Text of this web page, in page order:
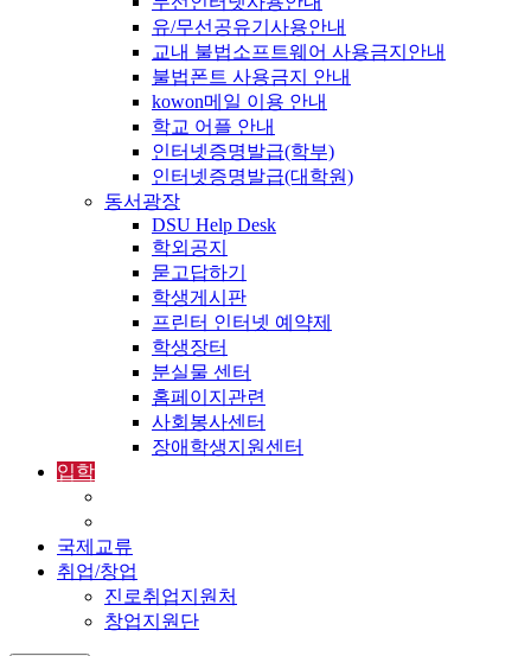
유/무선공유기사용안내
교내 불법소프트웨어 사용금지안내
불법폰트 사용금지 안내
kowon메일 이용 안내
학교 어플 안내
인터넷증명발급(학부)
인터넷증명발급(대학원)
동서광장
DSU Help Desk
학외공지
묻고답하기
학생게시판
프린터 인터넷 예약제
학생장터
분실물 센터
홈페이지관련
사회봉사센터
장애학생지원센터
입학
국제교류
취업/창업
진로취업지원처
창업지원단